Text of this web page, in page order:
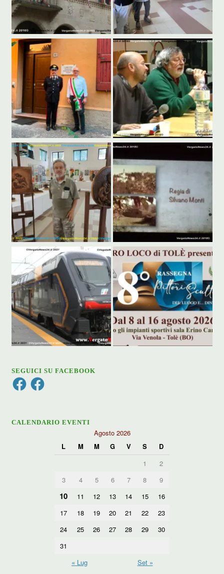
SEGUICI SU FACEBOOK
FacebookFacebook
CALENDARIO EVENTI
Agosto 2026
L
M M G V S
D
1
2
3
4 5 6 7 8 9
10 11 12 13 14 15
16
17
18 19 20 21 22
23
24
25 26 27 28 29
30
31
« Lug
Set »